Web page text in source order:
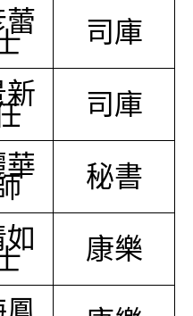
蕾 司庫
新 司庫
華 秘書
康樂